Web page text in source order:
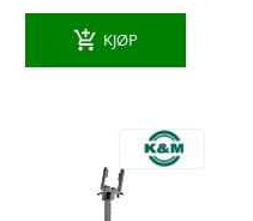
add_shopping_cart KJØP